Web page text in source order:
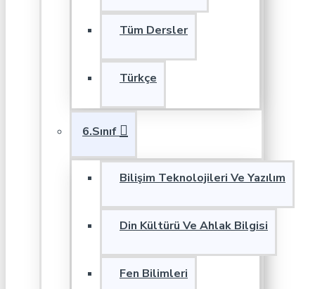
Tüm Dersler
Türkçe
6.Sınıf
Bilişim Teknolojileri Ve Yazılım
Din Kültürü Ve Ahlak Bilgisi
Fen Bilimleri